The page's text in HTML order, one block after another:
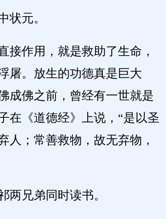
状元。
接作用，就是救助了生命，
屠。放生的功德真是巨大
成佛之前，曾经有一世就是
在《道德经》上说，“是以圣
人；常善救物，故无弃物，
两兄弟同时读书。